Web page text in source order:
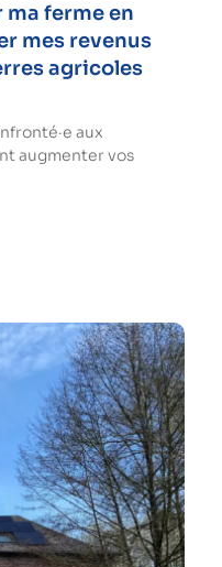
ferme en
mes revenus
agricoles
aux
augmenter vos